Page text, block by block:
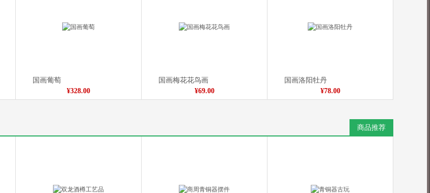
国画葡萄
¥328.00
国画梅花花鸟画
¥69.00
国画洛阳牡丹
¥78.00
商品推荐